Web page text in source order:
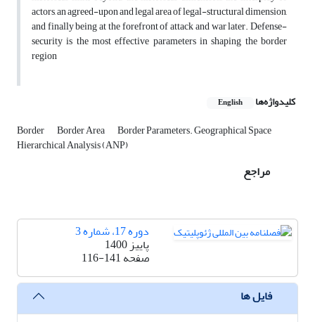
actors, an agreed-upon and legal area of ​​legal-structural dimension,
and finally being at the forefront of attack and war later. Defense-
security is the most effective parameters in shaping the border
region
کلیدواژه‌ها English
Border Border Area Border Parameters. Geographical Space
Hierarchical Analysis (ANP)
مراجع
دوره 17، شماره 3
پاییز 1400
صفحه116-141
فایل ها